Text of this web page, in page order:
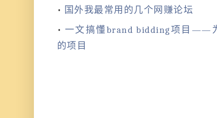
• 国外我最常用的几个网赚论坛
• 一文搞懂brand bidding项目——
的项目